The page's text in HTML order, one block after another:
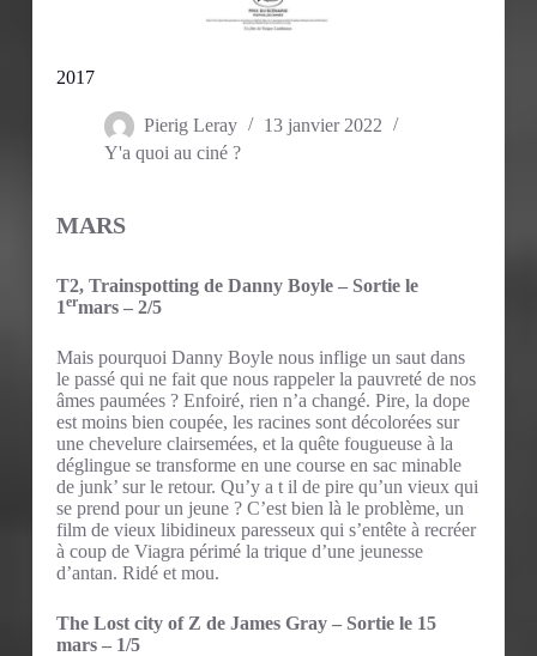
2017
Pierig Leray
13 janvier 2022
Y'a quoi au ciné ?
MARS
T2, Trainspotting de Danny Boyle – Sortie le
1ermars – 2/5
Mais pourquoi Danny Boyle nous inflige un saut dans
le passé qui ne fait que nous rappeler la pauvreté de nos
âmes paumées ? Enfoiré, rien n’a changé. Pire, la dope
est moins bien coupée, les racines sont décolorées sur
une chevelure clairsemées, et la quête fougueuse à la
déglingue se transforme en une course en sac minable
de junk’ sur le retour. Qu’y a t il de pire qu’un vieux qui
se prend pour un jeune ? C’est bien là le problème, un
film de vieux libidineux paresseux qui s’entête à recréer
à coup de Viagra périmé la trique d’une jeunesse
d’antan. Ridé et mou.
The Lost city of Z de James Gray – Sortie le 15
mars – 1/5